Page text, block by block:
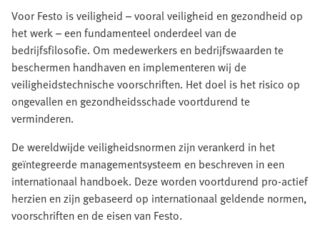
Voor Festo is veiligheid – vooral veiligheid en gezondheid op
het werk – een fundamenteel onderdeel van de
bedrijfsfilosofie. Om medewerkers en bedrijfswaarden te
beschermen handhaven en implementeren wij de
veiligheidstechnische voorschriften. Het doel is het risico op
ongevallen en gezondheidsschade voortdurend te
verminderen.
De wereldwijde veiligheidsnormen zijn verankerd in het
geïntegreerde managementsysteem en beschreven in een
internationaal handboek. Deze worden voortdurend pro-actief
herzien en zijn gebaseerd op internationaal geldende normen,
voorschriften en de eisen van Festo.